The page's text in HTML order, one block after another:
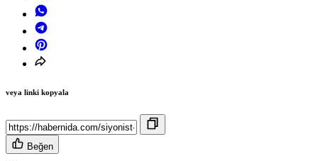
veya linki kopyala
Beğen